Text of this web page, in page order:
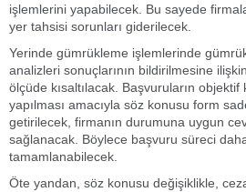
işlemlerini yapabilecek. Bu sayede
yer tahsisi sorunları giderilecek.
Yerinde gümrükleme işlemlerinde
analizleri sonuçlarının bildirilmesine
ölçüde kısaltılacak. Başvuruların
yapılması amacıyla söz konusu form
getirilecek, firmanın durumuna uygun
sağlanacak. Böylece başvuru süreci
tamamlanabilecek.
Öte yandan, söz konusu değişiklikle,